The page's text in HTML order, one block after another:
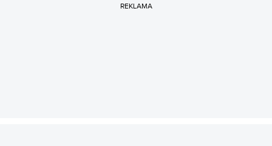
REKLAMA